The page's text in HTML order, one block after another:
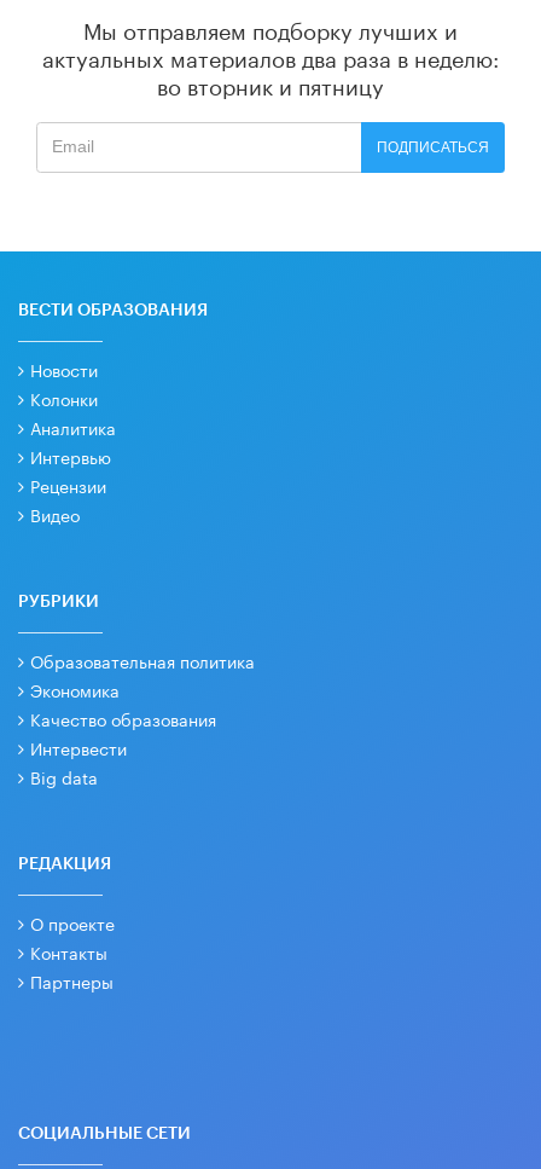
Мы отправляем подборку лучших и
актуальных материалов два раза в неделю:
во вторник и пятницу
ПОДПИСАТЬСЯ
ВЕСТИ ОБРАЗОВАНИЯ
Новости
Колонки
Аналитика
Интервью
Рецензии
Видео
РУБРИКИ
Образовательная политика
Экономика
Качество образования
Интервести
Big data
РЕДАКЦИЯ
О проекте
Контакты
Партнеры
СОЦИАЛЬНЫЕ СЕТИ